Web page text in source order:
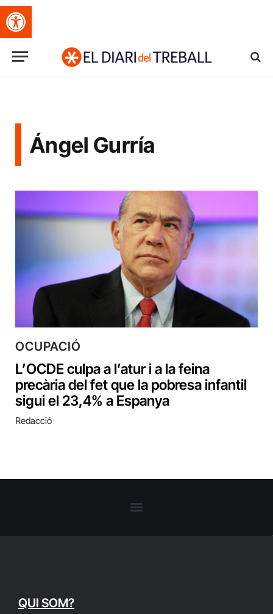
Obre la barra d'eines
Ángel Gurría
OCUPACIÓ
L’OCDE culpa a l’atur i a la feina
precària del fet que la pobresa infantil
sigui el 23,4% a Espanya
Redacció
QUI SOM?